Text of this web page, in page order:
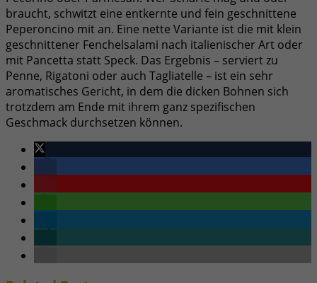
braucht, schwitzt eine entkernte und fein geschnittene
Peperoncino mit an. Eine nette Variante ist die mit klein
geschnittener Fenchelsalami nach italienischer Art oder
mit Pancetta statt Speck. Das Ergebnis – serviert zu
Penne, Rigatoni oder auch Tagliatelle – ist ein sehr
aromatisches Gericht, in dem die dicken Bohnen sich
trotzdem am Ende mit ihrem ganz spezifischen
Geschmack durchsetzen können.